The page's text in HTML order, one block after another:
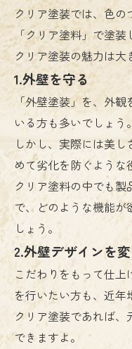
クリア塗装では、色の
「クリア塗料」で塗装
クリア塗装の魅力は
1.外壁を守る
「外壁塗装」を、外
いる方も多いでしょう。
しかし、実際には美
めて劣化を防ぐような
クリア塗料の中でも
で、どのような機能が
しょう。
2.外壁デザインを
こだわりをもって仕
を行いたい方も、近年
クリア塗装であれば
できますよ。